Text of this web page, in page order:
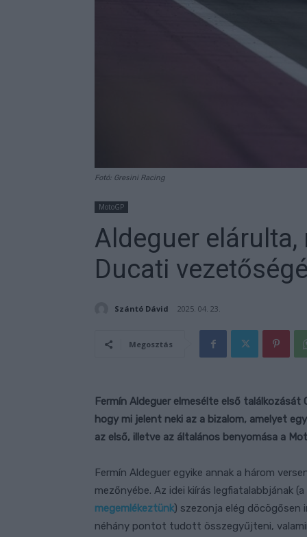
Fotó: Gresini Racing
MotoGP
Aldeguer
Ducati
Szántó Dávid 2025. 04. 23.
Megosztás
Fermín Aldeguer elmesélte első találkozását
hogy mi jelent neki az a bizalom, amelyet
az első, illetve az általános benyomása a
Fermín Aldeguer egyike annak a három
mezőnyébe. Az idei kiírás legfiatalabbjának
megemlékeztünk) szezonja elég döcögősen
néhány pontot tudott összegyűjteni,